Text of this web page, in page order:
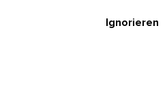
Ignorieren